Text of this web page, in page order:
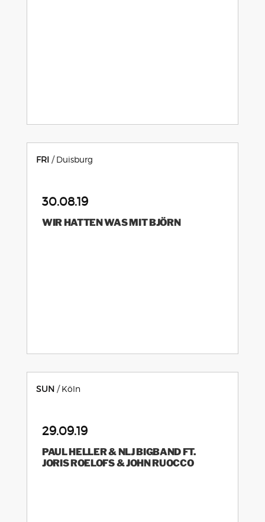
FRI Duisburg
30.08.19
WIR HATTEN WAS MIT BJÖRN
SUN Köln
29.09.19
PAUL HELLER & NLJ BIGBAND FT.
JORIS ROELOFS & JOHN RUOCCO